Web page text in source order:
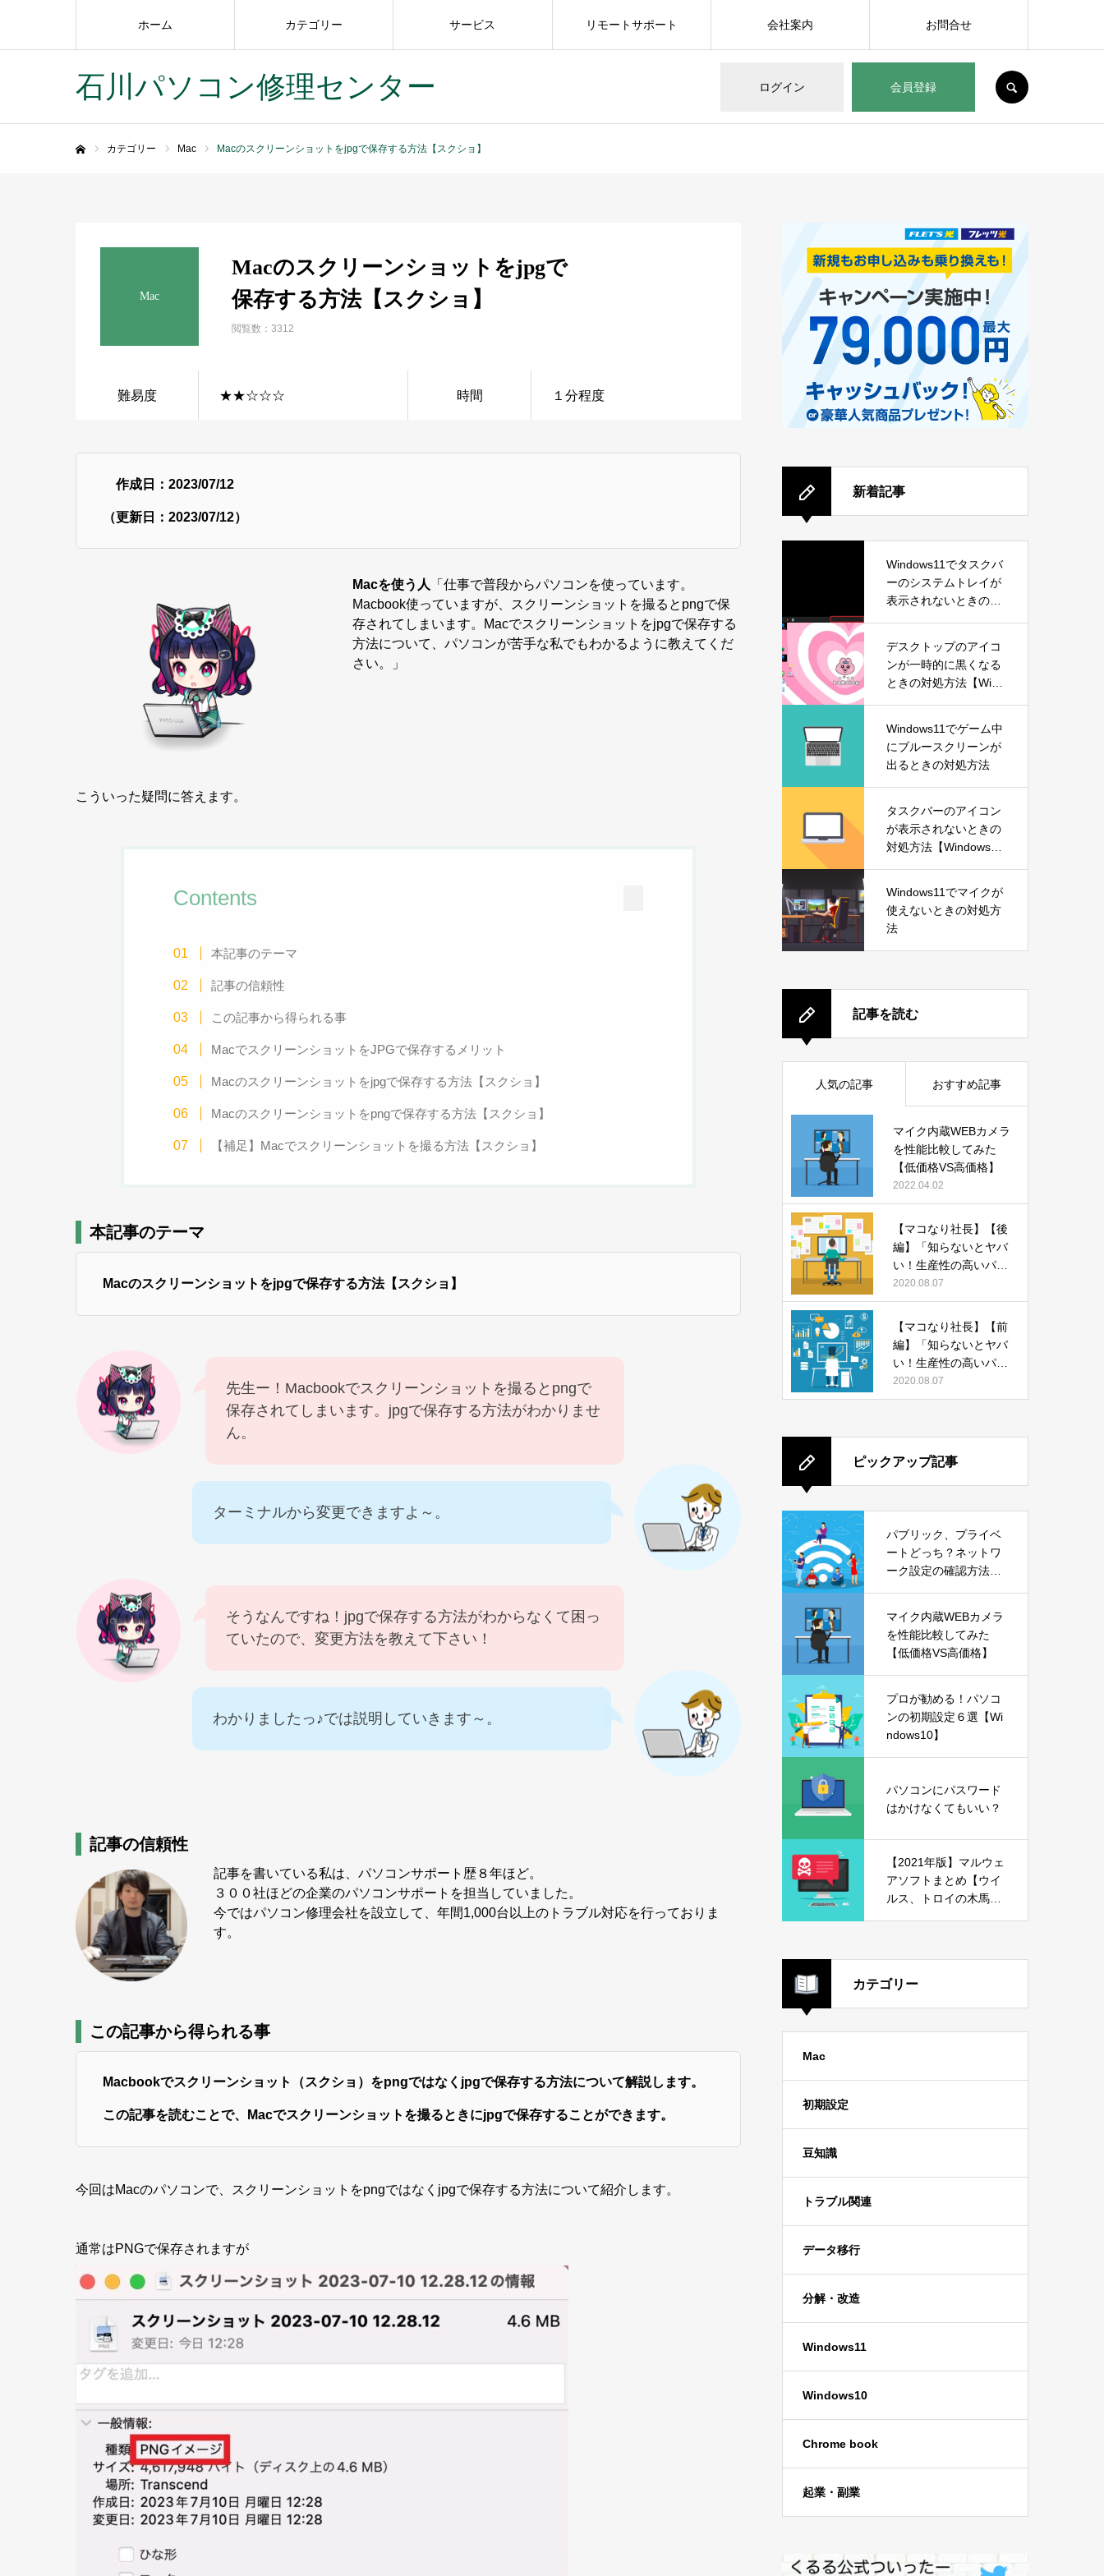
石川パソコン修理センター ログイン 会員登録
ホーム カテゴリー サービス リモートサポート 会社案内 お問合せ
カテゴリー Mac Macのスクリーンショットをjpgで保存する方法【スクショ】
Mac
Macのスクリーンショットをjpgで
保存する方法【スクショ】
閲覧数：3312
難易度 ★★☆☆☆ 時間 １分程度
作成日：2023/07/12
（更新日：2023/07/12）
Macを使う人
「仕事で普段からパソコンを使っています。
Macbook使っていますが、スクリーンショットを撮るとpngで保
存されてしまいます。Macでスクリーンショットをjpgで保存する
方法について、パソコンが苦手な私でもわかるように教えてくだ
さい。」
こういった疑問に答えます。
Contents
本記事のテーマ
記事の信頼性
この記事から得られる事
MacでスクリーンショットをJPGで保存するメリット
Macのスクリーンショットをjpgで保存する方法【スクショ】
Macのスクリーンショットをpngで保存する方法【スクショ】
【補足】Macでスクリーンショットを撮る方法【スクショ】
本記事のテーマ
Macのスクリーンショットをjpgで保存する方法【スクショ】
先生ー！Macbookでスクリーンショットを撮るとpngで
保存されてしまいます。jpgで保存する方法がわかりませ
ん。
ターミナルから変更できますよ～。
そうなんですね！jpgで保存する方法がわからなくて困っ
ていたので、変更方法を教えて下さい！
わかりましたっ♪では説明していきます～。
記事の信頼性
記事を書いている私は、パソコンサポート歴８年ほど。
３００社ほどの企業のパソコンサポートを担当していました。
今ではパソコン修理会社を設立して、年間1,000台以上のトラブル対応を行っておりま
す。
この記事から得られる事
Macbookでスクリーンショット（スクショ）をpngではなくjpgで保存する方法について解説します。
この記事を読むことで、Macでスクリーンショットを撮るときにjpgで保存することができます。
今回はMacのパソコンで、スクリーンショットをpngではなくjpgで保存する方法について紹介します。
通常はPNGで保存されますが
新着記事
Windows11でタスクバ
ーのシステムトレイが
表示されないときの対
デスクトップのアイコ
ンが一時的に黒くなる
ときの対処方法【Wind
Windows11でゲーム中
にブルースクリーンが
出るときの対処方法
タスクバーのアイコン
が表示されないときの
対処方法【Windows1
Windows11でマイクが
使えないときの対処方
法
記事を読む
人気の記事 おすすめ記事
マイク内蔵WEBカメラ
を性能比較してみた
【低価格VS高価格】
2022.04.02
【マコなり社長】【後
編】「知らないとヤバ
い！生産性の高いパソ
コンの使い方 13選」
をまとめてみた
2020.08.07
【マコなり社長】【前
編】「知らないとヤバ
い！生産性の高いパソ
コンの使い方 13選」
をまとめてみた
2020.08.07
ピックアップ記事
パブリック、プライベ
ートどっち？ネットワ
ーク設定の確認方法も
マイク内蔵WEBカメラ
を性能比較してみた
【低価格VS高価格】
プロが勧める！パソコ
ンの初期設定６選【Wi
ndows10】
パソコンにパスワード
はかけなくてもいい？
【2021年版】マルウェ
アソフトまとめ【ウイ
ルス、トロイの木馬、
カテゴリー
Mac
初期設定
豆知識
トラブル関連
データ移行
分解・改造
Windows11
Windows10
Chrome book
起業・副業